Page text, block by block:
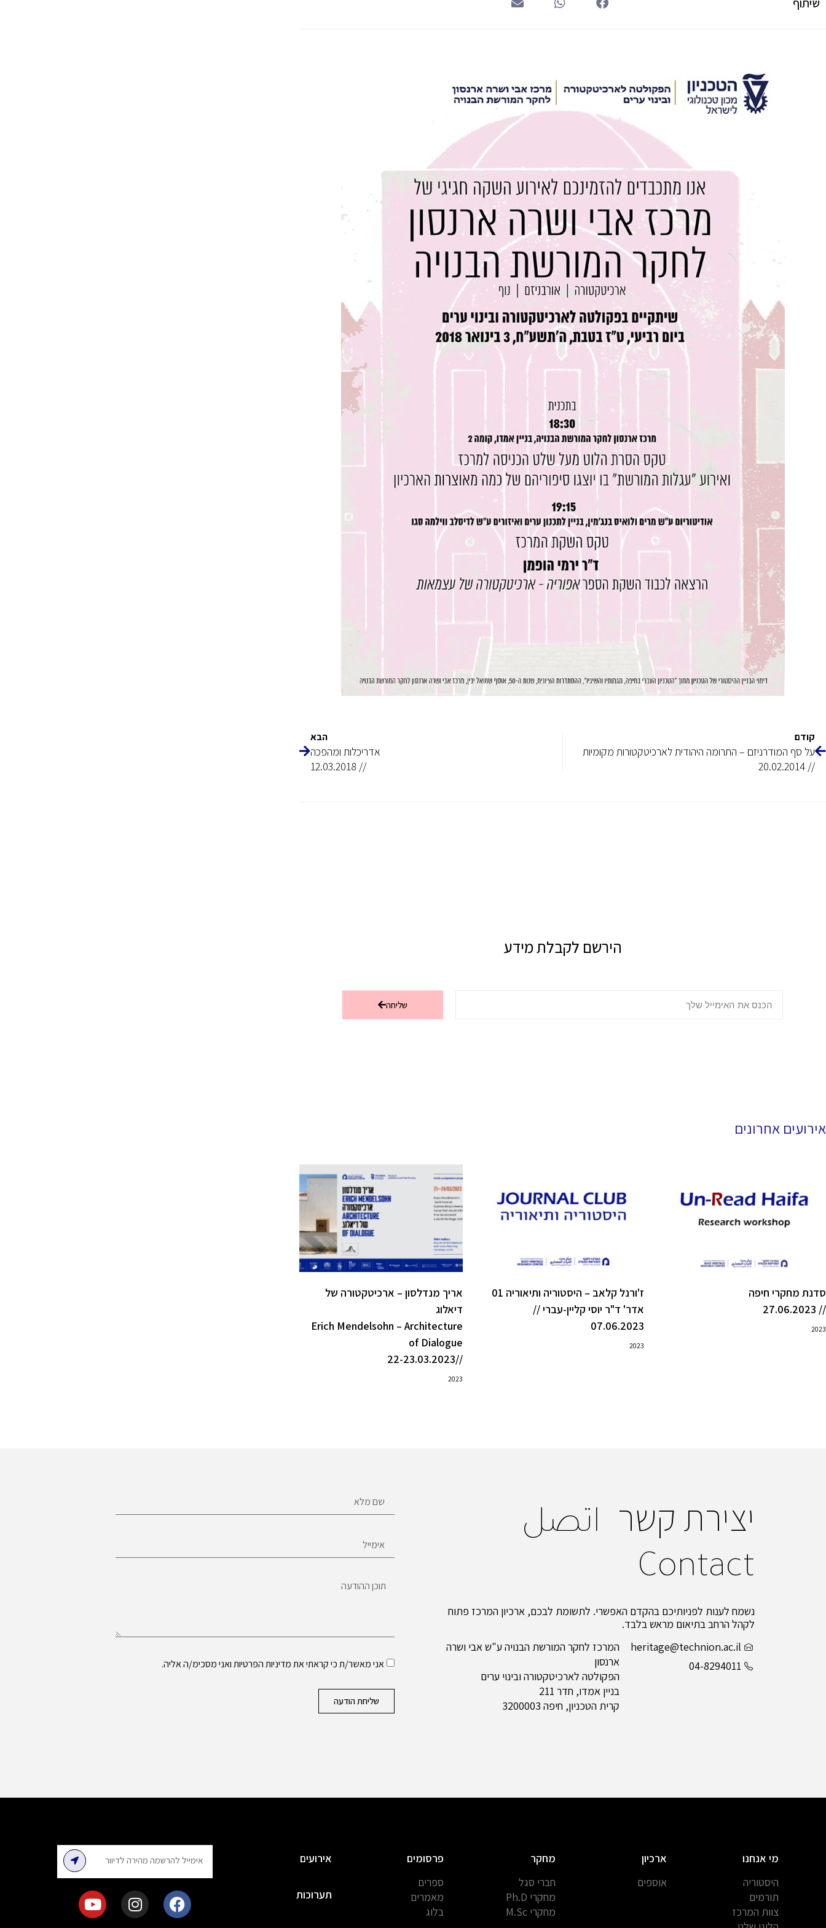
קודם
על סף המודרניזם – התרומה היהודית לארכיטקטורות מקומיות
// 20.02.2014
הבא
אדריכלות ומהפכה
// 12.03.2018
הירשם לקבלת מידע
שליחה
אירועים אחרונים
סדנת מחקרי חיפה
// 27.06.2023
2023
ז'ורנל קלאב – היסטוריה ותיאוריה 01
אדר' ד"ר יוסי קליין-עברי //
07.06.2023
2023
אריך מנדלסון – ארכיטקטורה של
דיאלוג
Erich Mendelsohn – Architecture
of Dialogue
//22-23.03.2023
2023
יצירת קשר اتصل
Contact
נשמח לענות לפניותיכם בהקדם האפשרי. לתשומת לבכם, ארכיון המרכז פתוח
לקהל הרחב בתיאום מראש בלבד.
heritage@technion.ac.il
04-8294011
המרכז לחקר המורשת הבנויה ע"ש אבי ושרה
ארנסון
הפקולטה לארכיטקטורה ובינוי ערים
בניין אמדו, חדר 211
קרית הטכניון, חיפה 3200003
אני מאשר/ת כי קראתי את מדיניות הפרטיות ואני מסכימ/ה אליה.
שליחת הודעה
מי אנחנו
היסטוריה
תורמים
צוות המרכז
ארכיון
אוספים
מחקר
חברי סגל
מחקרי Ph.D
מחקרי M.Sc
פרסומים
ספרים
מאמרים
בלוג
אירועים
תערוכות